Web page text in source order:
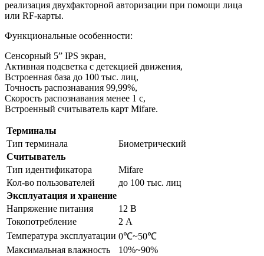
реализация двухфакторной авторизации при помощи лица
или RF-карты.
Функциональные особенности:
Сенсорный 5” IPS экран,
Активная подсветка с детекцией движения,
Встроенная база до 100 тыс. лиц,
Точность распознавания 99,99%,
Скорость распознавания менее 1 с,
Встроенный считыватель карт Mifare.
Терминалы
Тип терминала
Биометрический
Считыватель
Тип идентификатора
Mifare
Кол-во пользователей
до 100 тыс. лиц
Эксплуатация и хранение
Напряжение питания
12 В
Токопотребление
2 А
Температура эксплуатации 0℃~50℃
Максимальная влажность
10%~90%